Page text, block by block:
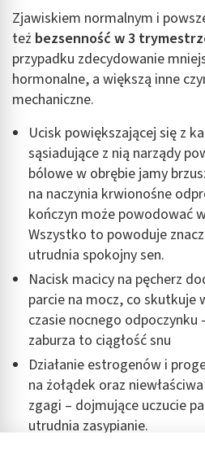
Zjawiskiem normalnym i
też bezsenność w 3
przypadku zdecydowanie
hormonalne, a większą inne
mechaniczne.
Ucisk powiększającej się z
sąsiadujące z nią narządy
bólowe w obrębie jamy
na naczynia krwionośne
kończyn może powodować
Wszystko to powoduje
utrudnia spokojny sen.
Nacisk macicy na pęcherz
parcie na mocz, co skutkuje
czasie nocnego
zaburza to ciągłość snu
Działanie estrogenów i
na żołądek oraz
zgagi – dojmujące uczucie
utrudnia zasypianie.